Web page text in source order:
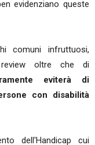
evidenziano queste
comuni infruttuosi,
oltre che di
eviterà di
con disabilità
dell'Handicap cui